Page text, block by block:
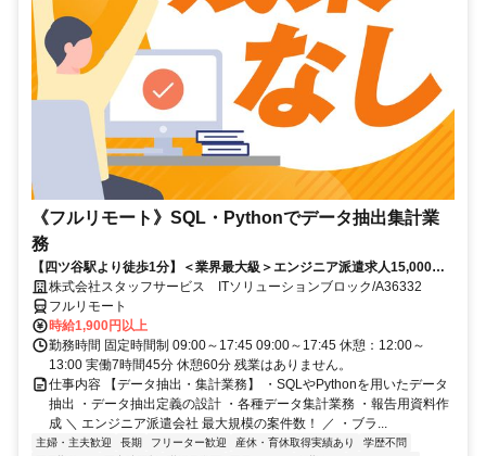
《フルリモート》SQL・Pythonでデータ抽出集計業
務
【四ツ谷駅より徒歩1分】＜業界最大級＞エンジニア派遣求人15,000件
以上◎ 来社不要のカンタン登録→最短2日で就業可能！！
株式会社スタッフサービス ITソリューションブロック/A36332
フルリモート
時給1,900円以上
勤務時間 固定時間制 09:00～17:45 09:00～17:45 休憩：12:00～
13:00 実働7時間45分 休憩60分 残業はありません。
仕事内容 【データ抽出・集計業務】 ・SQLやPythonを用いたデータ
抽出 ・データ抽出定義の設計 ・各種データ集計業務 ・報告用資料作
成 ＼ エンジニア派遣会社 最大規模の案件数！ ／ ・ブラ...
主婦・主夫歓迎 長期 フリーター歓迎 産休・育休取得実績あり
学歴不問